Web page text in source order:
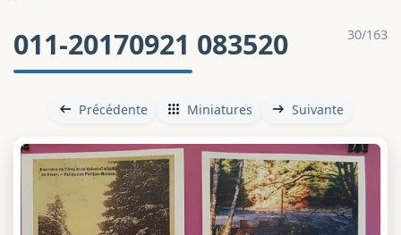
30/163
011-20170921 083520
Précédente Miniatures Suivante